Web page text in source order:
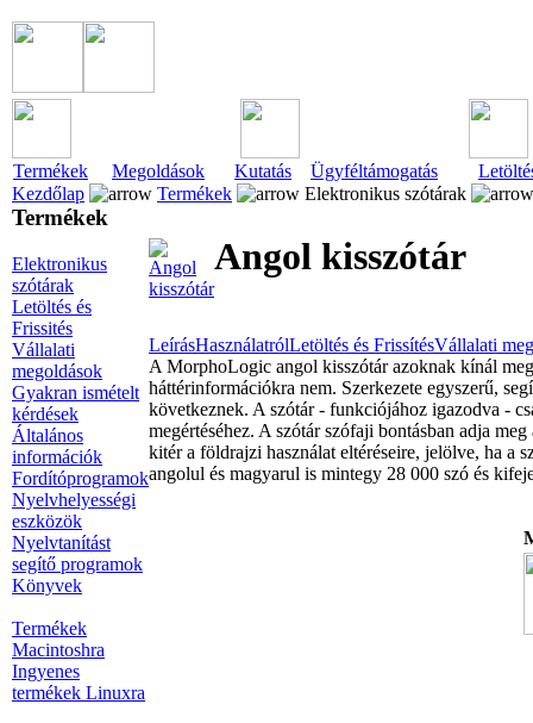
Termékek Megoldások Kutatás Ügyféltámogatás
Kezdőlap
Termékek Elektronikus szótárak
Termékek
Elektronikus
szótárak
Letöltés és
Frissités
Vállalati
megoldások
Gyakran ismételt
kérdések
Általános
információk
Fordítóprogramok
Nyelvhelyességi
eszközök
Nyelvtanítást
segítő programok
Könyvek
Termékek
Macintoshra
Ingyenes
termékek Linuxra
Angol kisszótár
LeírásHasználatrólLetöltés és FrissítésVállalati
A MorphoLogic angol kisszótár azoknak kínál
háttérinformációkra nem. Szerkezete egyszerű,
következnek. A szótár - funkciójához igazodva -
megértéséhez. A szótár szófaji bontásban adja
kitér a földrajzi használat eltéréseire, jelölve, ha a
angolul és magyarul is mintegy 28 000 szó és